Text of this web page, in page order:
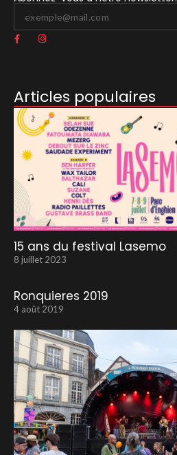
Articles populaires
15 ans du festival Lasemo
8 juillet 2023
Ronquieres 2019
4 août 2019